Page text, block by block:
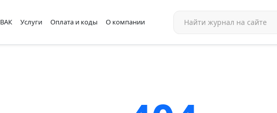
Услуги Оплата и коды О компании